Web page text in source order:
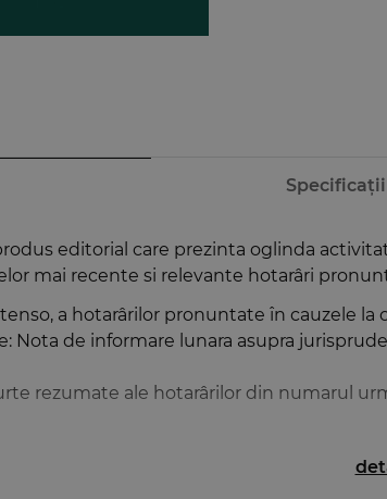
editorial care prezinta oglinda
mai recente si relevante hotarâri
a hotarârilor pronuntate în cauzele la
Nota de informare lunara asupra
rezumate ale hotarârilor din numarul